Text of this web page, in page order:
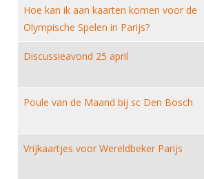
Nieuws
Verenigingsondersteuning
Witte Vlekkenplan
Overschrijven leden
Wedstrijdorganisatie
Nieuws
Aanvragen van scheidsrechters
Scheidsrechterslijst
Tuchtzaken
Archief
Bibliotheek
Touché
Hoe kan ik aan kaarten komen voor de
Olympische Spelen in Parijs?
Discussieavond 25 april
Poule van de Maand bij sc Den Bosch
Vrijkaartjes voor Wereldbeker Parijs